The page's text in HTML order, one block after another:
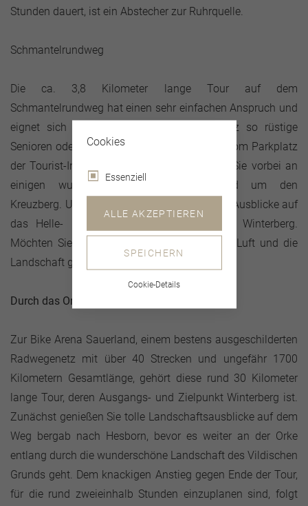
Stunden dauert, ist ein Abstecher zur Ruhrquelle.
Schmantelrundweg
Die ca. 3,8 Kilometer lange Tour auf dem
Schmantelrundweg hat einen sehr einfachen Anspruch und
eignet sich wunderbar für nicht mehr ganz so rüstige
Senioren oder Familien mit kleinen Kindern. Vom Parkplatz
der Tourist-Information in Winterberg radeln Sie vorbei an
einigen wunderschönen Bergwiesen rund um den
Kreuzberg. Unterwegs bieten sich traumhafte Ausblicke auf
das Helle- und Orketal und die Kernstadt Winterberg.
Möchten Sie einfach nur etwas die gesunde Luft und die
Landschaft genießen, ist diese Tour ideal.
Durch das Orketal – Bike Arena Tour Nr. 8
Zur Bike Arena Sauerland, einem bestens ausgeschilderten
Radwegenetz mit über 40 Strecken und ungefähr 1700
Kilometern Gesamtlänge, gehört diese rund 30 Kilometer
lange Tour, deren Ausgangs- und Zielpunkt Winterberg ist.
Zunächst genießen Sie tolle Landschaftsausblicke auf dem
Weg bergab nach Hesborn, bevor es weiter an der Orke
entlang durch die wunderschöne Landschaft des Vildischen
Grunds geht. Dem knackigen Anstieg gegen Ende der Tour,
für die rund zweieinhalb Stunden einzuplanen sind, folgt
Cookies
Essenziell
ALLE AKZEPTIEREN
SPEICHERN
Cookie-Details